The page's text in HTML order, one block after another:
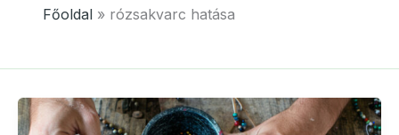
Főoldal rózsakvarc hatása